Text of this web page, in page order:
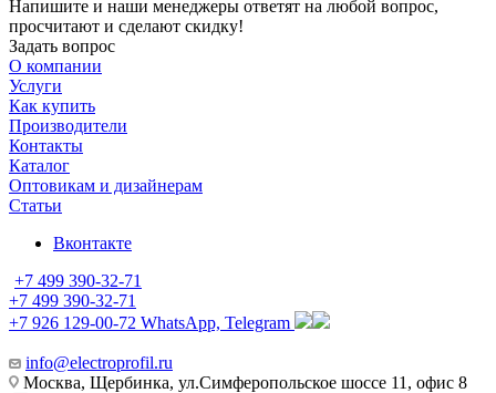
Напишите и наши менеджеры ответят на любой вопрос,
просчитают и сделают скидку!
Задать вопрос
О компании
Услуги
Как купить
Производители
Контакты
Каталог
Оптовикам и дизайнерам
Статьи
Вконтакте
+7 499 390-32-71
+7 499 390-32-71
+7 926 129-00-72 WhatsApp, Telegram
info@electroprofil.ru
Москва, Щербинка, ул.Симферопольское шоссе 11, офис 8